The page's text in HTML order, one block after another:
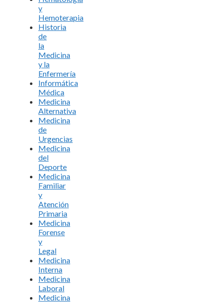
y
Hemoterapia
Historia
de
la
Medicina
y la
Enfermería
Informática
Médica
Medicina
Alternativa
Medicina
de
Urgencias
Medicina
del
Deporte
Medicina
Familiar
y
Atención
Primaria
Medicina
Forense
y
Legal
Medicina
Interna
Medicina
Laboral
Medicina